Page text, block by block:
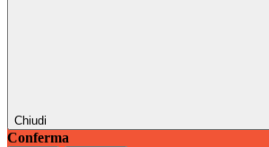
Chiudi
Conferma